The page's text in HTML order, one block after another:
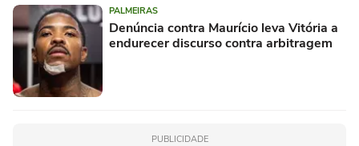
PALMEIRAS
Denúncia contra Maurício leva Vitória a
endurecer discurso contra arbitragem
PUBLICIDADE